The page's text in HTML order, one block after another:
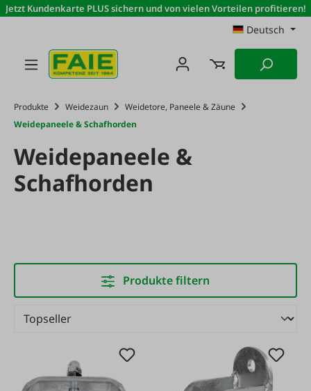
Zum Hauptinhalt springen
Jetzt Kundenkarte PLUS sichern und von vielen Vorteilen profitieren!
Deutsch
Produkte Weidezaun
Weidetore, Paneele & Zäune
Weidepaneele & Schafhorden
Weidepaneele &
Schafhorden
Produkte filtern